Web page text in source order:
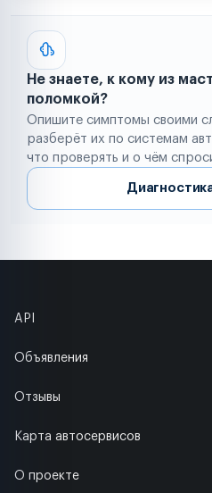
Не знаете, к кому из
поломкой?
Опишите симптомы своими
разберёт их по системам
что проверять и о чём
API
Объявления
Отзывы
Карта автосервисов
О проекте